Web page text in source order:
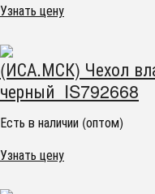
Узнать цену
(ИСА.МСК) Чехол
черный IS792668
Есть в наличии (оптом)
Узнать цену